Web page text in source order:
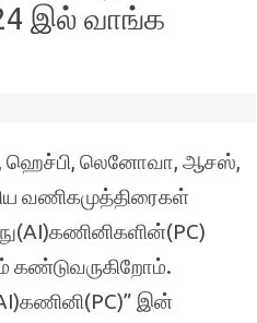
இல் வாங்க
ஹெச்பி, லெனோவா, ஆசஸ்,
வணிகமுத்திரைகள்
கண்டுவருகிறோம்.
இன்